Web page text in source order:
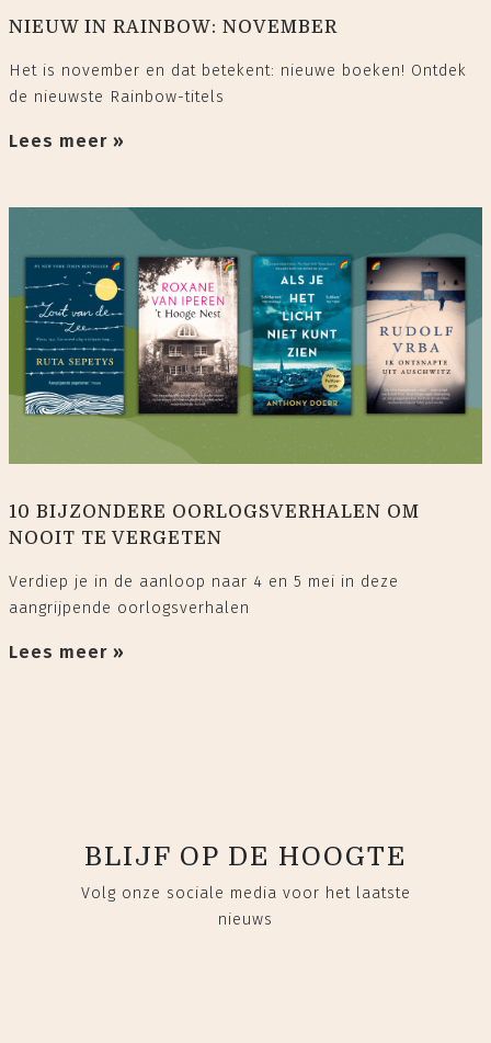
NIEUW IN RAINBOW: NOVEMBER
Het is november en dat betekent: nieuwe boeken! Ontdek
de nieuwste Rainbow-titels
Lees meer »
10 BIJZONDERE OORLOGSVERHALEN OM
NOOIT TE VERGETEN
Verdiep je in de aanloop naar 4 en 5 mei in deze
aangrijpende oorlogsverhalen
Lees meer »
BLIJF OP DE HOOGTE
Volg onze sociale media voor het laatste
nieuws